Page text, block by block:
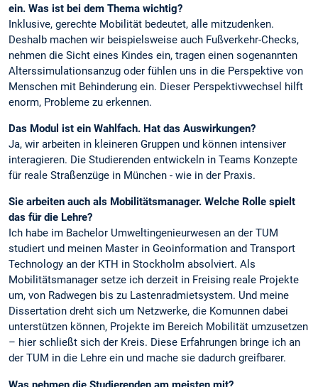
ein. Was ist bei dem Thema wichtig?
Inklusive, gerechte Mobilität bedeutet, alle mitzudenken.
Deshalb machen wir beispielsweise auch Fußverkehr-Checks,
nehmen die Sicht eines Kindes ein, tragen einen sogenannten
Alterssimulationsanzug oder fühlen uns in die Perspektive von
Menschen mit Behinderung ein. Dieser Perspektivwechsel hilft
enorm, Probleme zu erkennen.
Das Modul ist ein Wahlfach. Hat das Auswirkungen?
Ja, wir arbeiten in kleineren Gruppen und können intensiver
interagieren. Die Studierenden entwickeln in Teams Konzepte
für reale Straßenzüge in München - wie in der Praxis.
Sie arbeiten auch als Mobilitätsmanager. Welche Rolle spielt
das für die Lehre?
Ich habe im Bachelor Umweltingenieurwesen an der TUM
studiert und meinen Master in Geoinformation and Transport
Technology an der KTH in Stockholm absolviert. Als
Mobilitätsmanager setze ich derzeit in Freising reale Projekte
um, von Radwegen bis zu Lastenradmietsystem. Und meine
Dissertation dreht sich um Netzwerke, die Komunnen dabei
unterstützen können, Projekte im Bereich Mobilität umzusetzen
– hier schließt sich der Kreis. Diese Erfahrungen bringe ich an
der TUM in die Lehre ein und mache sie dadurch greifbarer.